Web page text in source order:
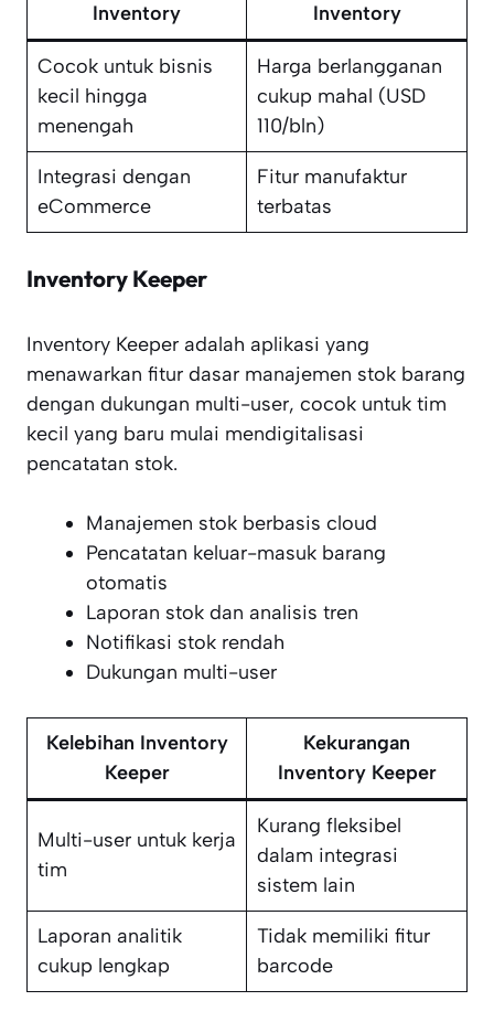
Inventory
Inventory
Cocok untuk bisnis
kecil hingga
menengah
Harga berlangganan
cukup mahal (USD
110/bln)
Integrasi dengan
eCommerce
Fitur manufaktur
terbatas
Inventory Keeper
Inventory Keeper adalah aplikasi yang
menawarkan fitur dasar manajemen stok barang
dengan dukungan multi-user, cocok untuk tim
kecil yang baru mulai mendigitalisasi
pencatatan stok.
Manajemen stok berbasis cloud
Pencatatan keluar-masuk barang
otomatis
Laporan stok dan analisis tren
Notifikasi stok rendah
Dukungan multi-user
Kelebihan Inventory
Keeper
Kekurangan
Inventory Keeper
Multi-user untuk kerja
tim
Kurang fleksibel
dalam integrasi
sistem lain
Laporan analitik
cukup lengkap
Tidak memiliki fitur
barcode